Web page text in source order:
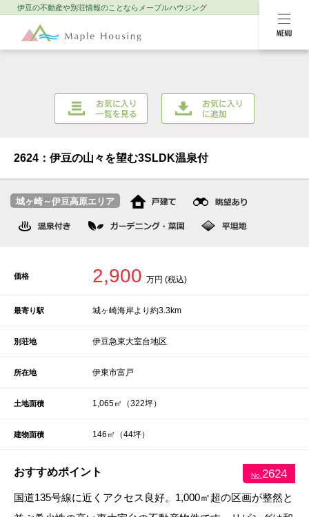
伊豆の不動産や別荘情報のことなら メープルハウジング
2624：伊豆の山々を望む3SLDK温泉付
城ヶ崎～伊豆高原エリア
価格 2,900 万円 (税込)
最寄り駅 城ヶ崎海岸より約3.3km
別荘地 伊豆急東大室台地区
所在地 伊東市富戸
土地面積 1,065㎡（322坪）
建物面積 146㎡（44坪）
No.2624
おすすめポイント
国道135号線に近くアクセス良好。1,000㎡超の区画が整然と